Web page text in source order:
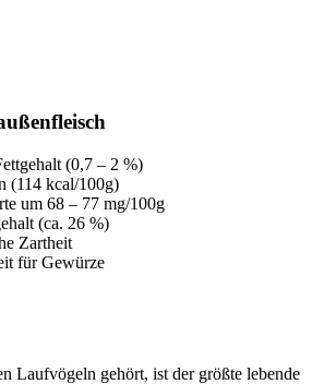
(0,7 – 2 %)
(114 kcal/100g)
um 68 – 77 mg/100g
(ca. 26 %)
Zartheit
für Gewürze
Laufvögeln gehört, ist der größte lebende